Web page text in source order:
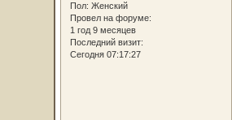
Пол: Женский
Провел на форуме:
1 год 9 месяцев
Последний визит:
Сегодня 07:17:27